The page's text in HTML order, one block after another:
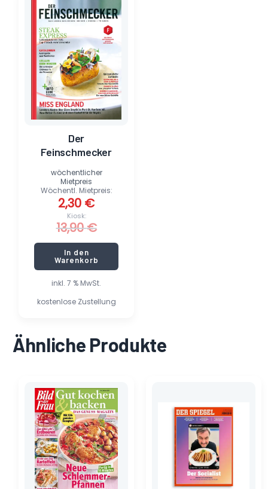
inkl. 7 % MwSt.
kostenlose Zustellung
Der
Feinschmecker
Kiosk:
13,90€
war:
13,90 €
Wöchentl. Mietpreis:
2,30 €
ist:
2,30 €.
wöchentlicher
Mietpreis
In den
Warenkorb
Ähnliche Produkte
Preis
war:
3,40 €
Preis
ist:
0,28 €.
weist
mehrere
Varianten
auf.
Die
Optionen
können